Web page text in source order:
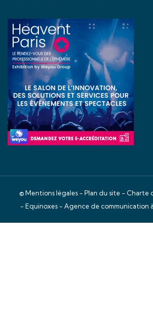
©Mentions légales - Plan du site - Charte
- Equinoxes - Agence de communication à